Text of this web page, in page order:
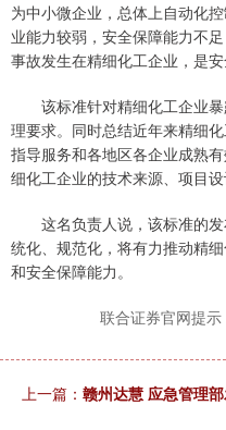
为中小微企业，总体上自动化
业能力较弱，安全保障能力不
事故发生在精细化工企业，是安
该标准针对精细化工企业暴
理要求。同时总结近年来精细
指导服务和各地区各企业成熟
细化工企业的技术来源、项目设
这名负责人说，该标准的发
统化、规范化，将有力推动精
和安全保障能力。
联合证券官网提示
上一篇： 赣州达慧 应急管理